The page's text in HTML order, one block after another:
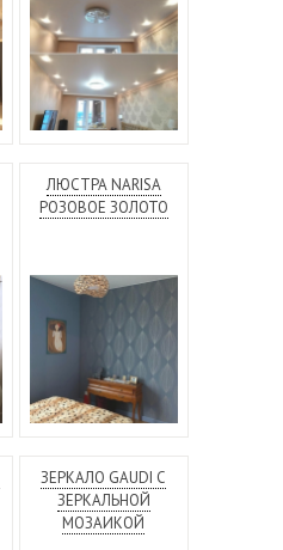
ЛЮСТРА NARISA
РОЗОВОЕ ЗОЛОТО
ЗЕРКАЛО GAUDI С
ЗЕРКАЛЬНОЙ
МОЗАИКОЙ